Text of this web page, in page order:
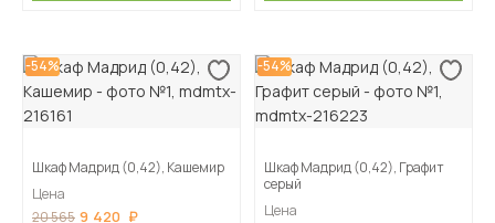
-54%
Шкаф Мадрид (0,42), Кашемир
Цена
20 565 9 420
-54%
Шкаф Мадрид (0,42), Графит
серый
Цена